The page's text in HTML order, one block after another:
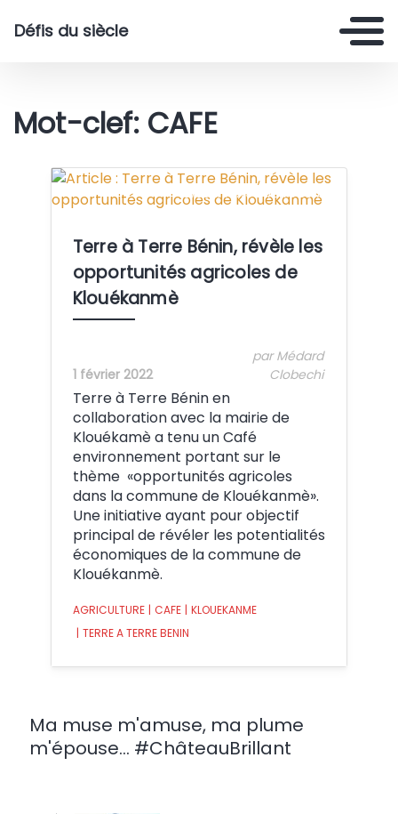
Défis du siècle
Mot-clef: CAFE
Crédit: Terre à Terre Bénin
Terre à Terre Bénin, révèle les
opportunités agricoles de
Klouékanmè
1 février 2022
par Médard
Clobechi
Terre à Terre Bénin en
collaboration avec la mairie de
Klouékamè a tenu un Café
environnement portant sur le
thème «opportunités agricoles
dans la commune de Klouékanmè».
Une initiative ayant pour objectif
principal de révéler les potentialités
économiques de la commune de
Klouékanmè.
AGRICULTURE | CAFE | KLOUEKANME
| TERRE A TERRE BENIN
Ma muse m'amuse, ma plume
m'épouse... #ChâteauBrillant